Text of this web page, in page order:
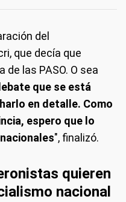
del
que decía que
las PASO. O sea
que se está
en detalle. Como
espero que lo
", finalizó.
quieren
nacional